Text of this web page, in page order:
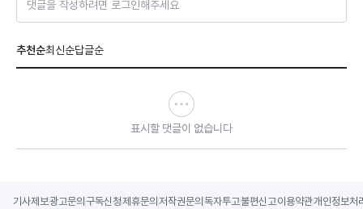
댓글을 작성하려면 로그인해주세요
추천순최신순답글순
표시할 댓글이 없습니다
기사제보광고문의 구독신청제휴문의 저작권문의 독자투고불편신고이용약관개인정보처